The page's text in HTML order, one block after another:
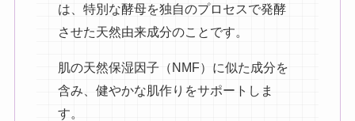
は、特別な酵母を独自のプロセスで発酵
させた天然由来成分のことです。
肌の天然保湿因子（NMF）に似た成分を
含み、健やかな肌作りをサポートしま
す。